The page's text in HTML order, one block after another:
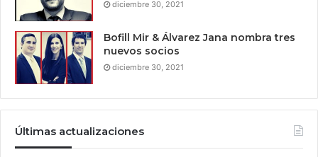
diciembre 30, 2021
Bofill Mir & Álvarez Jana nombra tres
nuevos socios
diciembre 30, 2021
Últimas actualizaciones